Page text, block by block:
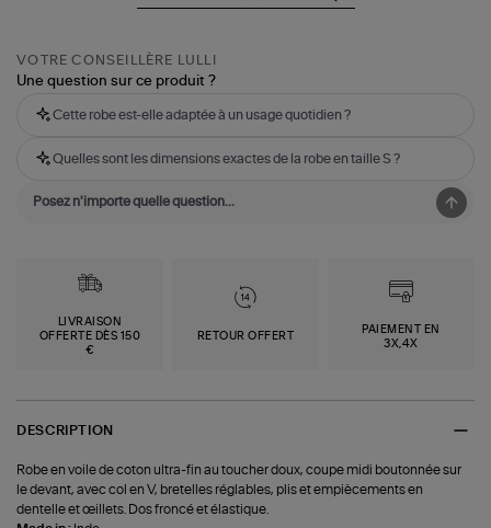
VOTRE CONSEILLÈRE LULLI
Une question sur ce produit ?
Cette robe est-elle adaptée à un usage quotidien ?
Quelles sont les dimensions exactes de la robe en taille S ?
LIVRAISON
OFFERTE DÈS 150
€
RETOUR OFFERT
PAIEMENT EN
3X,4X
DESCRIPTION
Robe en voile de coton ultra-fin au toucher doux, coupe midi boutonnée sur
le devant, avec col en V, bretelles réglables, plis et empiècements en
dentelle et œillets. Dos froncé et élastique.